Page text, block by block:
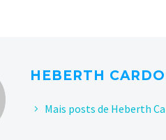
HEBERTH
Mais posts de Heberth